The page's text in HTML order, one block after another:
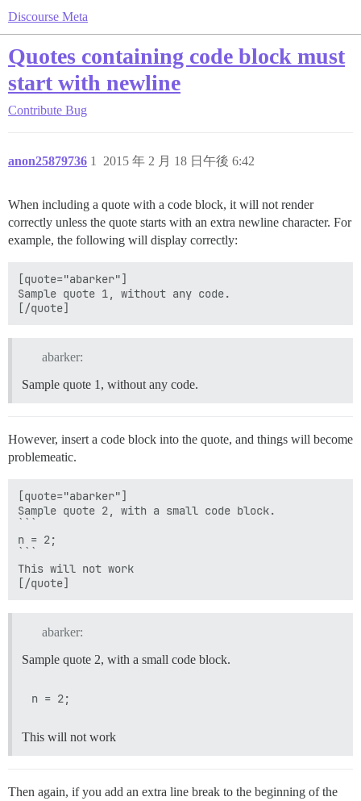
Discourse Meta
Quotes containing code block must
start with newline
Contribute Bug
anon25879736 2015 年 2 月 18 日午後 6:42
1
When including a quote with a code block, it will not render
correctly unless the quote starts with an extra newline character. For
example, the following will display correctly:
[quote="abarker"]
Sample quote 1, without any code.
abarker:
Sample quote 1, without any code.
However, insert a code block into the quote, and things will become
problemeatic.
[quote="abarker"]
Sample quote 2, with a small code block.
n = 2;
This will not work
abarker:
Sample quote 2, with a small code block.
This will not work
Then again, if you add an extra line break to the beginning of the